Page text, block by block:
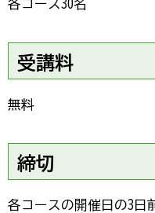
各コース30名
受講料
無料
締切
各コースの開催日の3日